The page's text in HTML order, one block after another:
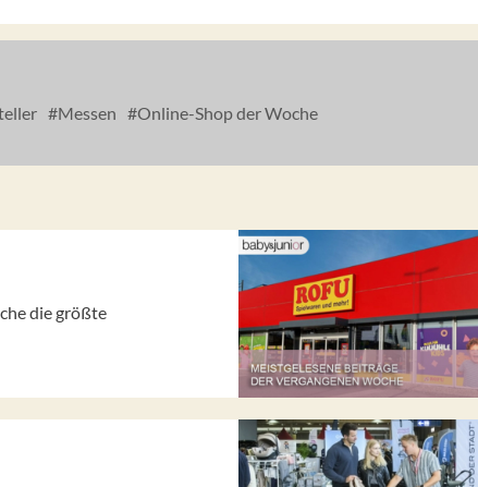
Messen
Online-Shop der Woche
die größte